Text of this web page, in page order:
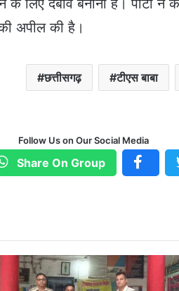
के लिए दबाव बनाना है। पार्टी
अपील की है।
छत्तीसगढ़ टीएस बाबा
Follow Us on Our Social Media
Share On Group